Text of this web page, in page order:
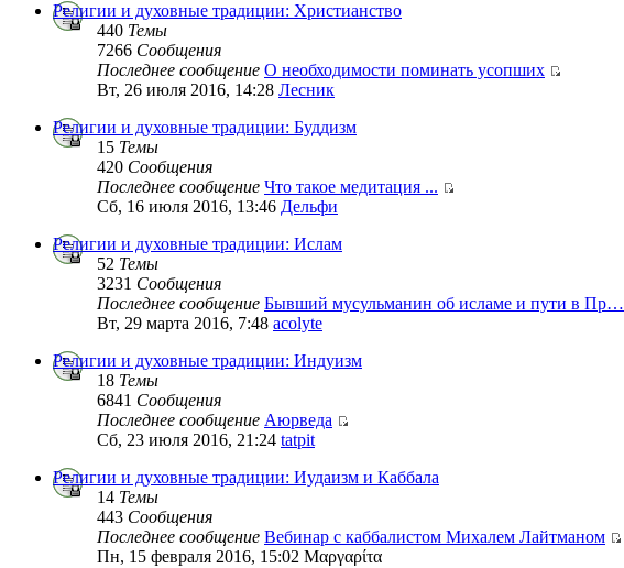
Религии и духовные традиции: Христианство
440 Темы
7266 Сообщения
Последнее сообщение О необходимости поминать усопших
Вт, 26 июля 2016, 14:28 Лесник
Религии и духовные традиции: Буддизм
15 Темы
420 Сообщения
Последнее сообщение Что такое медитация ...
Сб, 16 июля 2016, 13:46 Дельфи
Религии и духовные традиции: Ислам
52 Темы
3231 Сообщения
Последнее сообщение Бывший мусульманин об исламе и пути в Пр…
Вт, 29 марта 2016, 7:48 acolyte
Религии и духовные традиции: Индуизм
18 Темы
6841 Сообщения
Последнее сообщение Аюрведа
Сб, 23 июля 2016, 21:24 tatpit
Религии и духовные традиции: Иудаизм и Каббала
14 Темы
443 Сообщения
Последнее сообщение Вебинар с каббалистом Михалем Лайтманом
Пн, 15 февраля 2016, 15:02 Μαργαρίτα